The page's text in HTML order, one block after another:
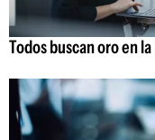
Todos buscan oro en